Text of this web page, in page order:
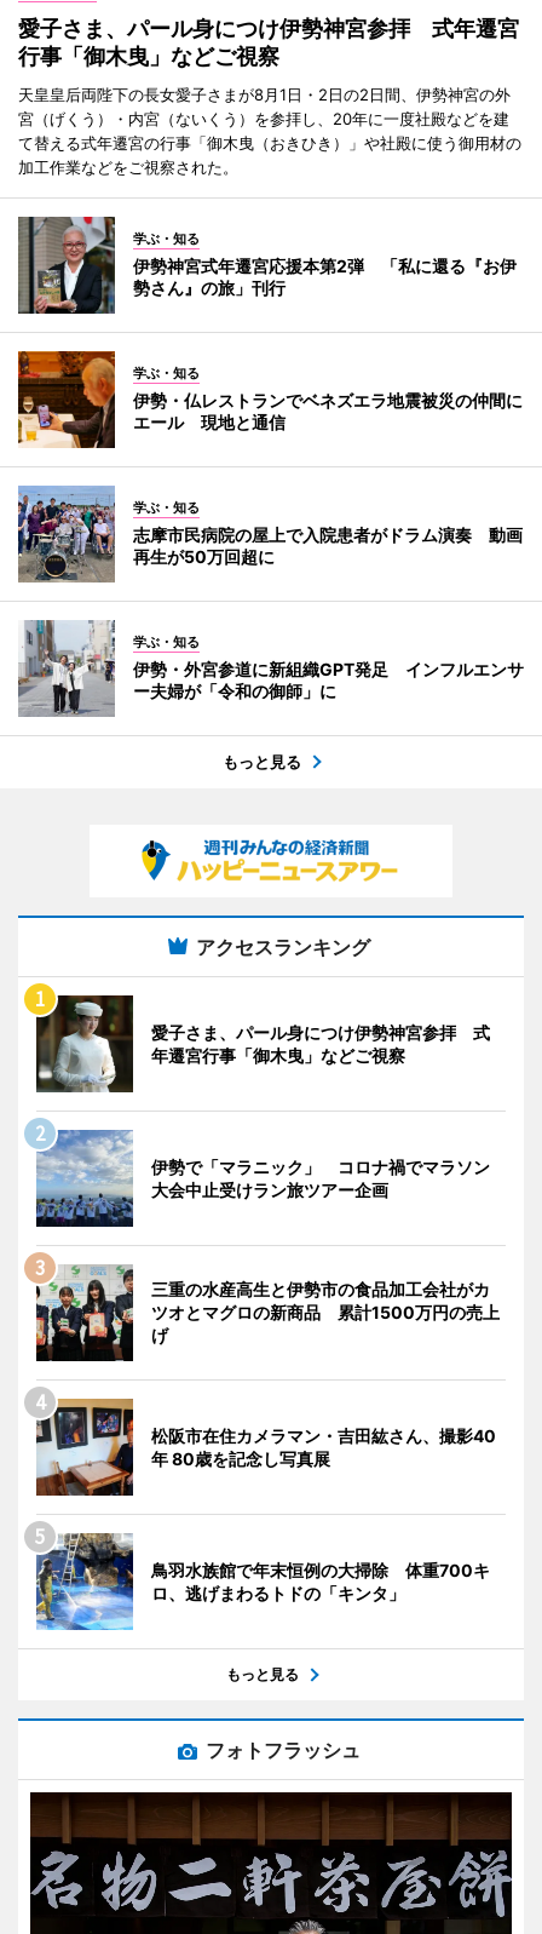
愛子さま、パール身につけ伊勢神宮参拝 式年遷宮
行事「御木曳」などご視察
天皇皇后両陛下の長女愛子さまが8月1日・2日の2日間、伊勢神宮の外
宮（げくう）・内宮（ないくう）を参拝し、20年に一度社殿などを建
て替える式年遷宮の行事「御木曳（おきひき）」や社殿に使う御用材の
加工作業などをご視察された。
学ぶ・知る
伊勢神宮式年遷宮応援本第2弾 「私に還る『お伊
勢さん』の旅」刊行
学ぶ・知る
伊勢・仏レストランでベネズエラ地震被災の仲間に
エール 現地と通信
学ぶ・知る
志摩市民病院の屋上で入院患者がドラム演奏 動画
再生が50万回超に
学ぶ・知る
伊勢・外宮参道に新組織GPT発足 インフルエンサ
ー夫婦が「令和の御師」に
もっと見る
アクセスランキング
愛子さま、パール身につけ伊勢神宮参拝 式
年遷宮行事「御木曳」などご視察
伊勢で「マラニック」 コロナ禍でマラソン
大会中止受けラン旅ツアー企画
三重の水産高生と伊勢市の食品加工会社がカ
ツオとマグロの新商品 累計1500万円の売上
げ
松阪市在住カメラマン・吉田紘さん、撮影40
年 80歳を記念し写真展
鳥羽水族館で年末恒例の大掃除 体重700キ
ロ、逃げまわるトドの「キンタ」
もっと見る
フォトフラッシュ